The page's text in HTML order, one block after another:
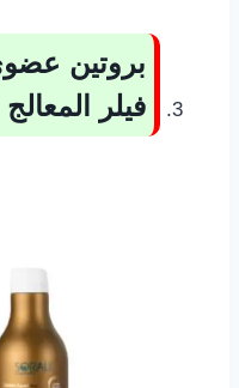
بروتين
فيلر المعالج